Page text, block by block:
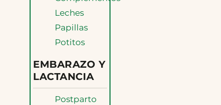
Leches
Papillas
Potitos
EMBARAZO Y
LACTANCIA
Postparto